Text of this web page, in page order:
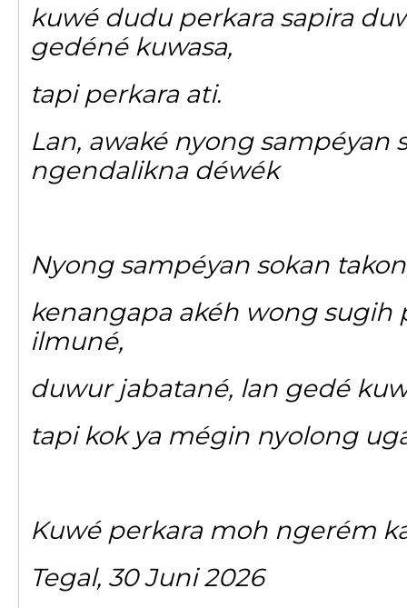
kuwé dudu perkara sapira
gedéné kuwasa,
tapi perkara ati.
Lan, awaké nyong sampéyan
ngendalikna déwék
Nyong sampéyan sokan
kenangapa akéh wong sugih
ilmuné,
duwur jabatané, lan gedé
tapi kok ya mégin nyolong
Kuwé perkara moh ngerém
Tegal, 30 Juni 2026